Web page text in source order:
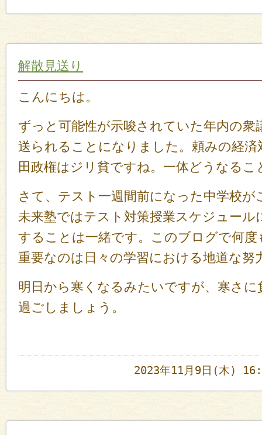
解散見送り
こんにちは。
ずっと可能性が示唆されていた年内の衆
送られることになりました。頼みの経
田政権はジリ貧ですね。一体どうなるこ
さて、テスト一週間前になった中学校
未来塾ではテスト対策授業スケジュール
することは一緒です。このブログで何
重要なのは日々の学習における地道な努
明日から寒くなるみたいですが、寒さ
過ごしましょう。
2023年11月9日(木)